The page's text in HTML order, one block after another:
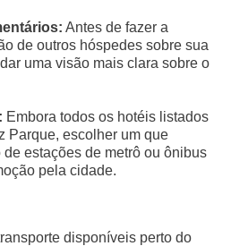
Antes de fazer a
de outros hóspedes sobre sua
uma visão mais clara sobre o
Embora todos os hotéis listados
Parque, escolher um que
estações de metrô ou ônibus
pela cidade.
disponíveis perto do